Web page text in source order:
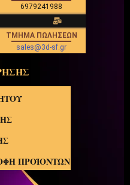
6979241988
ΤΜΗΜΑ ΠΩΛΗΣΕΩΝ
sales@3d-sf.gr
ΠΡΟΪΟΝΤΩΝ